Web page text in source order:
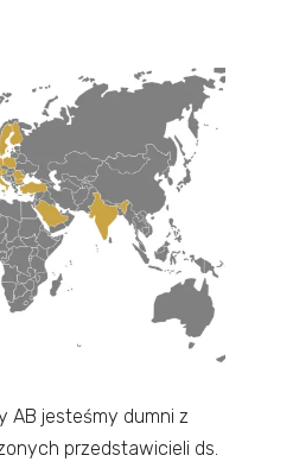
AB jesteśmy dumni z
przedstawicieli ds.